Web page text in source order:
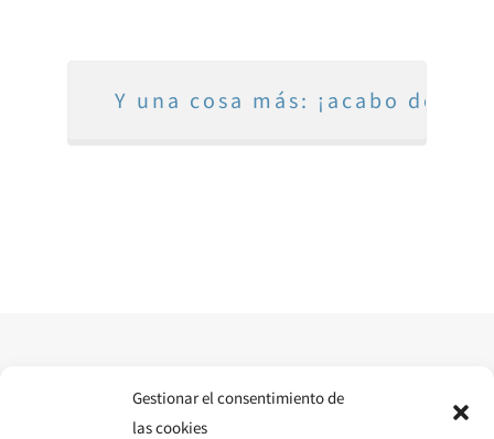
Gestionar el consentimiento de
las cookies
Y una cosa más: ¡acabo de